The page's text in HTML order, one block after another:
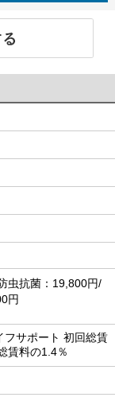
虫抗菌：19,800円/
円
フサポート 初回総賃
賃料の1.4％